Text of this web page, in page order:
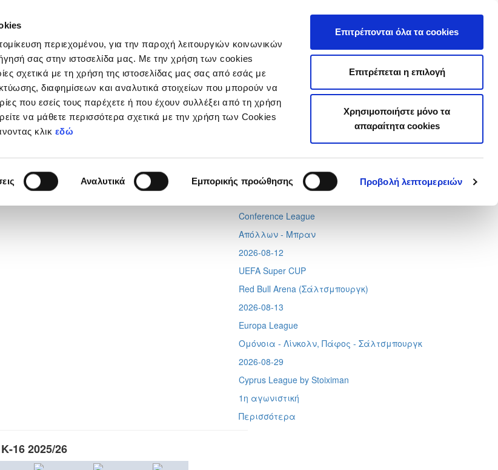
περιεχομένου, για την παροχή λειτουργιών κοινωνικών
σας στην ιστοσελίδα μας. Με την χρήση των cookies
σχετικά με τη χρήση της ιστοσελίδας μας σας από εσάς με
διαφημίσεων και αναλυτικά στοιχείων που μπορούν να
που εσείς τους παρέχετε ή που έχουν συλλέξει από τη χρήση
να μάθετε περισσότερα σχετικά με την χρήση των Cookies
κλικ εδώ
Αναλυτικά Εμπορικής προώθησης Προβολή λεπτομερειών
Επιτρέπονται όλα τα cookies
Επιτρέπεται η επιλογή
Χρησιμοποιήστε μόνο τα
απαραίτητα cookies
Next
16 2025/26
Tweets by CyprusFA
Προσεχή γεγονότα
Europa League
Λίνκολν - Ομόνοια,
Σάλτσμπουργκ – Πάφος
Conference League
Απόλλων - Μπραν
2026-08-12
UEFA Super CUP
Red Bull Arena (Σάλτσμπουργκ)
2026-08-13
Europa League
Ομόνοια - Λίνκολν, Πάφος - Σάλτσμπουργκ
2026-08-29
Cyprus League by Stoiximan
1η αγωνιστική
Περισσότερα